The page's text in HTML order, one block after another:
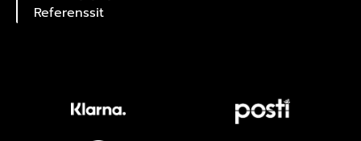
Referenssit